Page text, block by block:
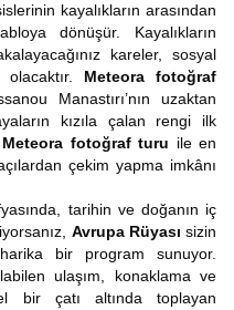
kayalıkların arasından
dönüşür. Kayalıkların
kareler, sosyal
olacaktır. Meteora fotoğraf
Manastırı’nın uzaktan
kızıla çalan rengi ilk
Meteora fotoğraf turu ile en
çekim yapma imkânı
tarihin ve doğanın iç
Avrupa Rüyası sizin
bir program sunuyor.
ulaşım, konaklama ve
bir çatı altında toplayan